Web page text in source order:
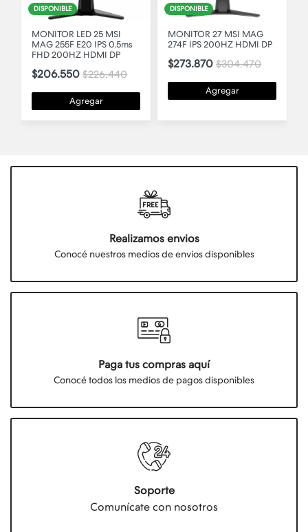
DISPONIBLE
MONITOR 27 MSI MAG
274F IPS 200HZ HDMI DP
Agregar
DISPONIBLE
MONITOR 25 ARKHAM
GAMER 210HZ IPS-1MS
Agregar
Realizamos envios
Conocé nuestros medios de envios disponibles
Paga tus compras aquí
Conocé todos los medios de pagos disponibles
Soporte
Comunícate con nosotros